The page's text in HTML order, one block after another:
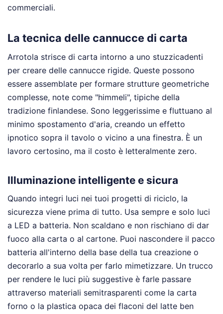
commerciali.
La tecnica delle cannucce di carta
Arrotola strisce di carta intorno a uno stuzzicadenti
per creare delle cannucce rigide. Queste possono
essere assemblate per formare strutture geometriche
complesse, note come "himmeli", tipiche della
tradizione finlandese. Sono leggerissime e fluttuano al
minimo spostamento d'aria, creando un effetto
ipnotico sopra il tavolo o vicino a una finestra. È un
lavoro certosino, ma il costo è letteralmente zero.
Illuminazione intelligente e sicura
Quando integri luci nei tuoi progetti di riciclo, la
sicurezza viene prima di tutto. Usa sempre e solo luci
a LED a batteria. Non scaldano e non rischiano di dar
fuoco alla carta o al cartone. Puoi nascondere il pacco
batteria all'interno della base della tua creazione o
decorarlo a sua volta per farlo mimetizzare. Un trucco
per rendere le luci più suggestive è farle passare
attraverso materiali semitrasparenti come la carta
forno o la plastica opaca dei flaconi del latte ben